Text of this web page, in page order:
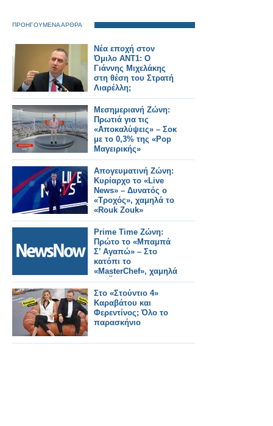
ΠΡΟΗΓΟΥΜΕΝΑ ΑΡΘΡΑ
Νέα εποχή στον
Όμιλο ANT1: Ο
Γιάννης Μιχελάκης
στη θέση του Στρατή
Λιαρέλλη;
Μεσημεριανή Ζώνη:
Πρωτιά για τις
«Αποκαλύψεις» – Σοκ
με το 0,3% της «Pop
Μαγειρικής»
Απογευματινή Ζώνη:
Κυρίαρχο το «Live
News» – Δυνατός ο
«Τροχός», χαμηλά το
«Rouk Zouk»
Prime Time Ζώνη:
Πρώτο το «Μπαμπά
Σ’ Αγαπώ» – Στο
κατόπι το
«MasterChef», χαμηλά
ΣΚΑΪ και Open
Στο «Στούντιο 4»
Καραβάτου και
Φερεντίνος; Όλο το
παρασκήνιο